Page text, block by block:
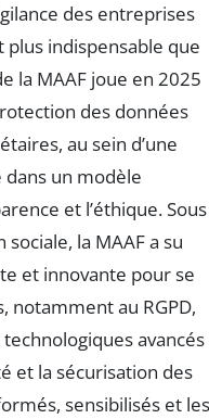
des entreprises
indispensable que
la MAAF joue en 2025
des données
au sein d’une
un modèle
et l’éthique. Sous
la MAAF a su
et innovante pour se
au RGPD,
avancés
et la sécurisation des
sensibilisés et les